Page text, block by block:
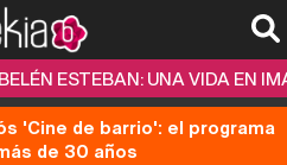
BELÉN ESTEBAN: UNA VIDA EN
'Cine de barrio': el programa
de 30 años